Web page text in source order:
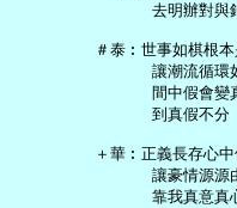
去明辦對與
＃泰︰世事如棋根
讓潮流循環
間中假會變
       到真假不分
＋華︰正義長存心
讓豪情源源
靠我真意真